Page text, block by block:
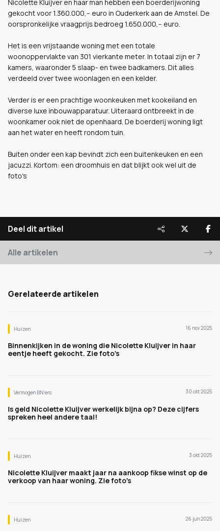
Nicolette Kluijver en haar man hebben een boerderijwoning
gekocht voor 1.360.000,-- euro in Ouderkerk aan de Amstel. De
oorspronkelijke vraagprijs bedroeg 1.650.000,-- euro.
Het is een vrijstaande woning met een totale
woonoppervlakte van 301 vierkante meter. In totaal zijn er 7
kamers, waaronder 5 slaap- en twee badkamers. Dit alles
verdeeld over twee woonlagen en een kelder.
Verder is er een prachtige woonkeuken met kookeiland en
diverse luxe inbouwapparatuur. Uiteraard ontbreekt in de
woonkamer ook niet de openhaard. De boerderij woning ligt
aan het water en heeft rondom tuin.
Buiten onder een kap bevindt zich een buitenkeuken en een
jacuzzi. Kortom: een droomhuis en dat blijkt ook wel uit de
foto's
Deel dit artikel
Alle artikelen
Gerelateerde artikelen
Huizen 16 nov 2025
Binnenkijken in de woning die Nicolette Kluijver in haar
eentje heeft gekocht. Zie foto’s
Vermogen BN’ers 30 okt 2025
Is geld Nicolette Kluijver werkelijk bijna op? Deze cijfers
spreken heel andere taal!
Huizen 3 okt 2025
Nicolette Kluijver maakt jaar na aankoop fikse winst op de
verkoop van haar woning. Zie foto's
Huizen 26 jun 2025